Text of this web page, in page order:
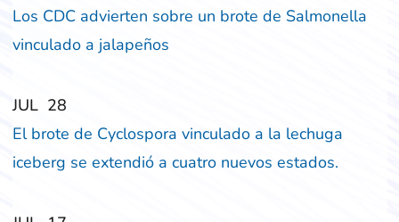
Los CDC advierten sobre un brote de Salmonella
vinculado a jalapeños
‎‎JUL ‎‎28
El brote de Cyclospora vinculado a la lechuga
iceberg se extendió a cuatro nuevos estados.